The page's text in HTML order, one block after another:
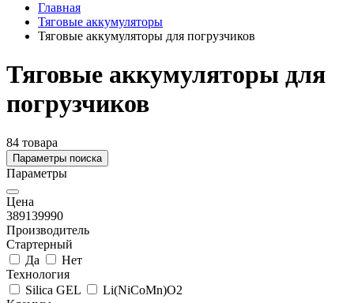
Главная
Тяговые аккумуляторы
Тяговые аккумуляторы для погрузчиков
Тяговые аккумуляторы для
погрузчиков
84 товара
Параметры поиска
Параметры
Цена
389139990
Производитель
Стартерный
Да
Нет
Технология
Silica GEL
Li(NiCoMn)O2